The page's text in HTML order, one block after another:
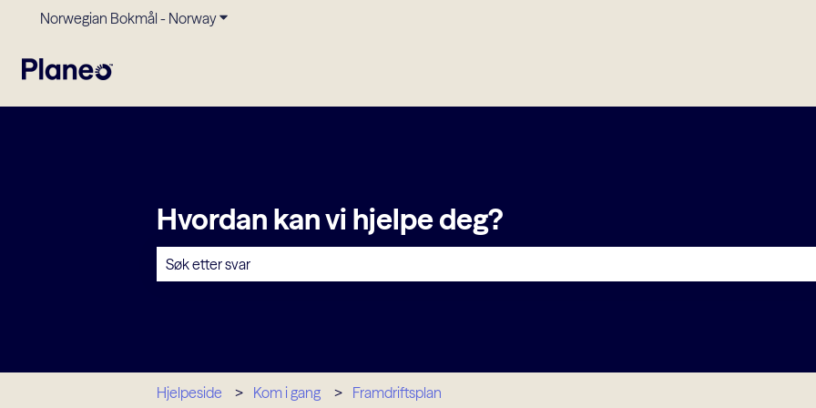
Norwegian Bokmål - NorwayVis undermeny for oversettelser
Hvordan kan vi hjelpe deg?
Hjelpeside Kom i gang Framdriftsplan